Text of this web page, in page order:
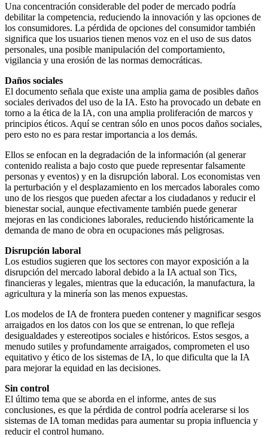
Una concentración considerable del poder de mercado podría
debilitar la competencia, reduciendo la innovación y las opciones de
los consumidores. La pérdida de opciones del consumidor también
significa que los usuarios tienen menos voz en el uso de sus datos
personales, una posible manipulación del comportamiento,
vigilancia y una erosión de las normas democráticas.
Daños sociales
El documento señala que existe una amplia gama de posibles daños
sociales derivados del uso de la IA. Esto ha provocado un debate en
torno a la ética de la IA, con una amplia proliferación de marcos y
principios éticos. Aquí se centran sólo en unos pocos daños sociales,
pero esto no es para restar importancia a los demás.
Ellos se enfocan en la degradación de la información (al generar
contenido realista a bajo costo que puede representar falsamente
personas y eventos) y en la disrupción laboral. Los economistas ven
la perturbación y el desplazamiento en los mercados laborales como
uno de los riesgos que pueden afectar a los ciudadanos y reducir el
bienestar social, aunque efectivamente también puede generar
mejoras en las condiciones laborales, reduciendo históricamente la
demanda de mano de obra en ocupaciones más peligrosas.
Disrupción laboral
Los estudios sugieren que los sectores con mayor exposición a la
disrupción del mercado laboral debido a la IA actual son Tics,
financieras y legales, mientras que la educación, la manufactura, la
agricultura y la minería son las menos expuestas.
Los modelos de IA de frontera pueden contener y magnificar sesgos
arraigados en los datos con los que se entrenan, lo que refleja
desigualdades y estereotipos sociales e históricos. Estos sesgos, a
menudo sutiles y profundamente arraigados, comprometen el uso
equitativo y ético de los sistemas de IA, lo que dificulta que la IA
para mejorar la equidad en las decisiones.
Sin control
El último tema que se aborda en el informe, antes de sus
conclusiones, es que la pérdida de control podría acelerarse si los
sistemas de IA toman medidas para aumentar su propia influencia y
reducir el control humano.